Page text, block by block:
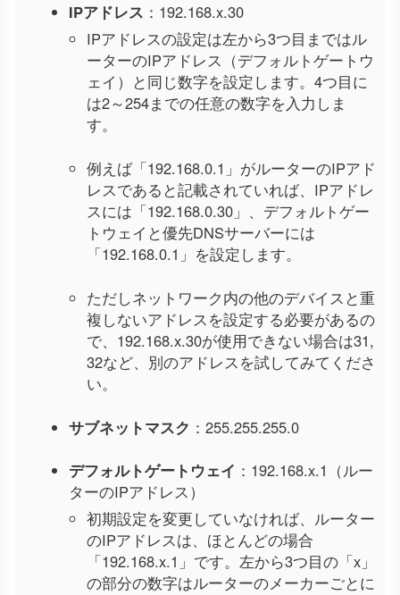
IPアドレス ：192.168.x.30
IPアドレスの設定は左から3つ目まではル
ーターのIPアドレス（デフォルトゲートウ
ェイ）と同じ数字を設定します。4つ目に
は2～254までの任意の数字を入力しま
す。
例えば「192.168.0.1」がルーターのIPアド
レスであると記載されていれば、IPアドレ
スには「192.168.0.30」、デフォルトゲー
トウェイと優先DNSサーバーには
「192.168.0.1」を設定します。
ただしネットワーク内の他のデバイスと重
複しないアドレスを設定する必要があるの
で、192.168.x.30が使用できない場合は31,
32など、別のアドレスを試してみてくださ
い。
サブネットマスク ：255.255.255.0
デフォルトゲートウェイ ：192.168.x.1（ルー
ターのIPアドレス）
初期設定を変更していなければ、ルーター
のIPアドレスは、ほとんどの場合
「192.168.x.1」です。左から3つ目の「x」
の部分の数字はルーターのメーカーごとに